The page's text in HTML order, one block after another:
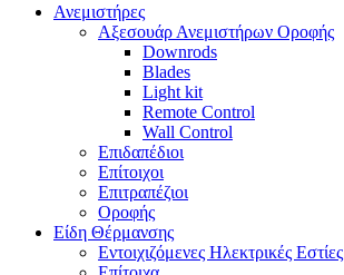
Ανεμιστήρες
Αξεσουάρ Ανεμιστήρων Οροφής
Downrods
Blades
Light kit
Remote Control
Wall Control
Επιδαπέδιοι
Επίτοιχοι
Επιτραπέζιοι
Οροφής
Είδη Θέρμανσης
Εντοιχιζόμενες Ηλεκτρικές Εστίες